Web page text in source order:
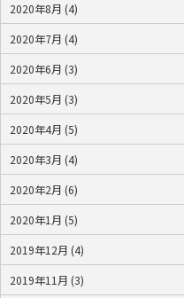
2020年8月 (4)
2020年7月 (4)
2020年6月 (3)
2020年5月 (3)
2020年4月 (5)
2020年3月 (4)
2020年2月 (6)
2020年1月 (5)
2019年12月 (4)
2019年11月 (3)